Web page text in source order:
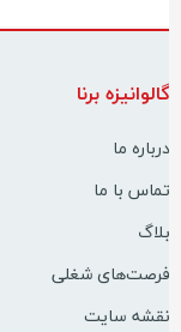
برنا
ما
با ما
شغلی
سایت